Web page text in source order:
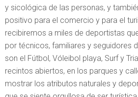
y sicológica de las personas, y
positivo para el comercio y para el
recibiremos a miles de deportistas
por técnicos, familiares y seguidores
son el Fútbol, Vóleibol playa, Surf y
recintos abiertos, en los parques y
mostrar los atributos naturales y